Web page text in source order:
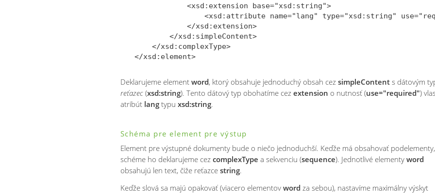
            <xsd:extension base="xsd:string">
<xsd:attribute name="lang" type="xsd:string"
            </xsd:extension>
        </xsd:simpleContent>
    </xsd:complexType>
Deklarujeme element word, ktorý obsahuje jednoduchý obsah cez simpleContent s dátovým
reťazec (xsd:string). Tento dátový typ obohatíme cez extension o nutnosť (use="required")
atribút lang typu xsd:string.
Schéma pre element pre výstup
Element pre výstupné dokumenty bude o niečo jednoduchší. Keďže má obsahovať
schéme ho deklarujeme cez complexType a sekvenciu (sequence). Jednotlivé elementy word
obsahujú len text, čiže reťazce string.
Keďže slová sa majú opakovať (viacero elementov word za sebou), nastavíme maximálny výskyt